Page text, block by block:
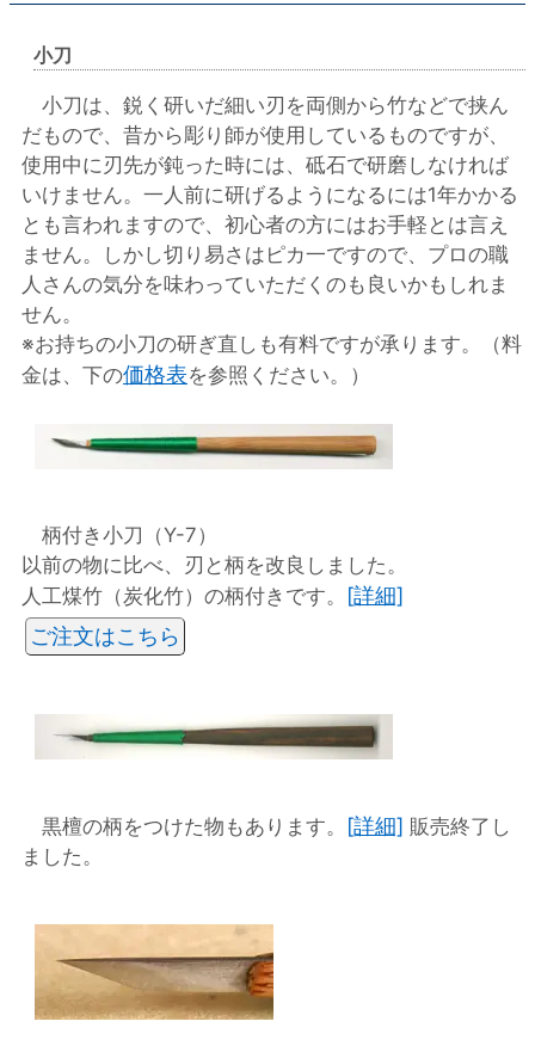
小刀
小刀は、鋭く研いだ細い刃を両側から竹などで挟ん
だもので、昔から彫り師が使用しているものですが、
使用中に刃先が鈍った時には、砥石で研磨しなければ
いけません。一人前に研げるようになるには1年かかる
とも言われますので、初心者の方にはお手軽とは言え
ません。しかし切り易さはピカ一ですので、プロの職
人さんの気分を味わっていただくのも良いかもしれま
せん。
※お持ちの小刀の研ぎ直しも有料ですが承ります。（料
金は、下の価格表を参照ください。）
柄付き小刀（Y-7）
以前の物に比べ、刃と柄を改良しました。
人工煤竹（炭化竹）の柄付きです。 [詳細]
ご注文はこちら
黒檀の柄をつけた物もあります。 [詳細] 販売終了し
ました。